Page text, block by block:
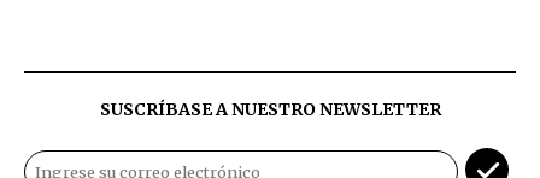
SUSCRÍBASE A NUESTRO NEWSLETTER